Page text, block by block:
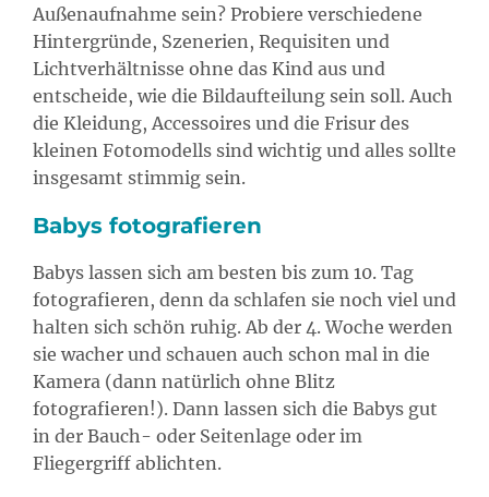
Außenaufnahme sein? Probiere verschiedene
Hintergründe, Szenerien, Requisiten und
Lichtverhältnisse ohne das Kind aus und
entscheide, wie die Bildaufteilung sein soll. Auch
die Kleidung, Accessoires und die Frisur des
kleinen Fotomodells sind wichtig und alles sollte
insgesamt stimmig sein.
Babys fotografieren
Babys lassen sich am besten bis zum 10. Tag
fotografieren, denn da schlafen sie noch viel und
halten sich schön ruhig. Ab der 4. Woche werden
sie wacher und schauen auch schon mal in die
Kamera (dann natürlich ohne Blitz
fotografieren!). Dann lassen sich die Babys gut
in der Bauch- oder Seitenlage oder im
Fliegergriff ablichten.